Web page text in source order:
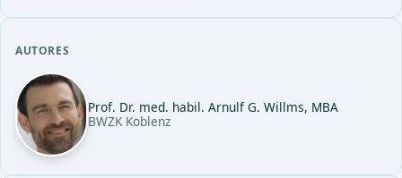
AUTORES
Prof. Dr. med. habil. Arnulf G. Willms, MBA
BWZK Koblenz